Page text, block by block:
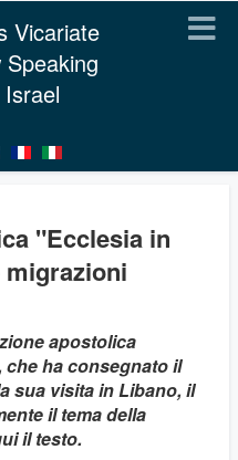
Vicariate
"Ecclesia in
apostolica
che ha consegnato il
sua visita in Libano, il
il tema della
il testo.